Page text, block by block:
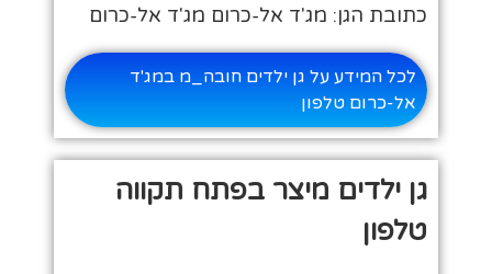
כתובת הגן: מג'ד אל-כרום מג'ד אל-כרום
לכל המידע על גן ילדים חובה_מ במג'ד
אל-כרום טלפון
גן ילדים מיצר בפתח תקווה
טלפון